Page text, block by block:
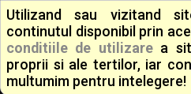
Utilizand sau vizitand
continutul disponibil prin
conditiile de utilizarea
proprii si ale tertilor, iar
multumim pentru intelegere!